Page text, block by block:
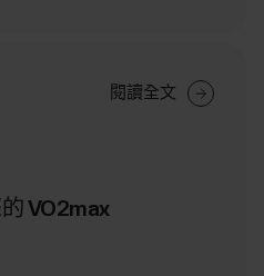
VO2max
閱讀全文